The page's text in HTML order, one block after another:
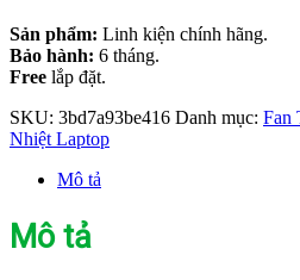
Sản phẩm: Linh kiện chính hãng.
Bảo hành: 6 tháng.
Free lắp đặt.
SKU: 3bd7a93be416 Danh mục: Fan
Nhiệt Laptop
Mô tả
Mô tả